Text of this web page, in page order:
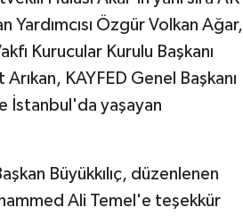
Özgür Volkan Ağar,
Kurucular Kurulu Başkanı
KAYFED Genel Başkanı
İstanbul'da yaşayan
Büyükkılıç, düzenlenen
Ali Temel'e teşekkür